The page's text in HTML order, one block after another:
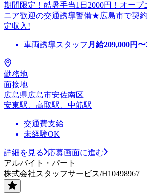
期間限定！酷暑手当1日2000円！オー
ニア歓迎の交通誘導警備★広島市で契
定収入!
車両誘導スタッフ 月給209,000円〜
勤務地
面接地
広島県広島市安佐南区
安東駅、高取駅、中筋駅
交通費支給
未経験OK
詳細を見る
応募画面に進む
アルバイト・パート
株式会社スタッフサービス/H10498967